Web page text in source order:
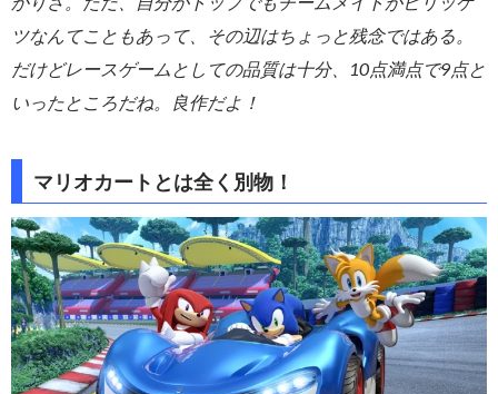
ツなんてこともあって、その辺はちょっと残念ではある。
だけどレースゲームとしての品質は十分、10点満点で9点と
いったところだね。良作だよ！
マリオカートとは全く別物！